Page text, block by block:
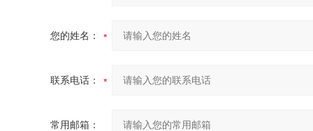
您的姓名：
联系电话：
常用邮箱：